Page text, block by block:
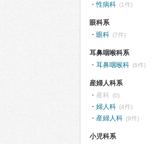
性病科 (1件)
眼科系
眼科 (7件)
耳鼻咽喉科系
耳鼻咽喉科 (6件)
産婦人科系
産科 (0)
婦人科 (4件)
産婦人科 (9件)
小児科系